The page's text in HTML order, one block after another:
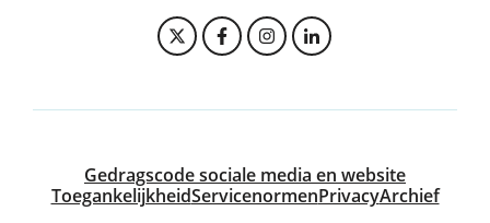
Bekijk onze Twitter pagina
Bekijk onze Facebook
Bekijk onze Instagram
Bekijk onze
Gedragscode sociale media en website
ToegankelijkheidServicenormenPrivacyArchief